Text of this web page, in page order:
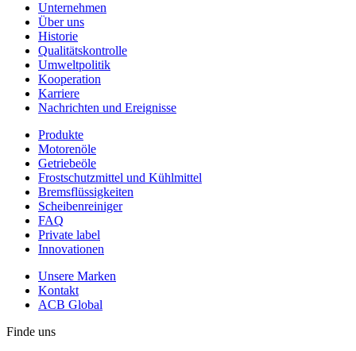
Unternehmen
Über uns
Historie
Qualitätskontrolle
Umweltpolitik
Kooperation
Karriere
Nachrichten und Ereignisse
Produkte
Motorenöle
Getriebeöle
Frostschutzmittel und Kühlmittel
Bremsflüssigkeiten
Scheibenreiniger
FAQ
Private label
Innovationen
Unsere Marken
Kontakt
ACB Global
Finde uns